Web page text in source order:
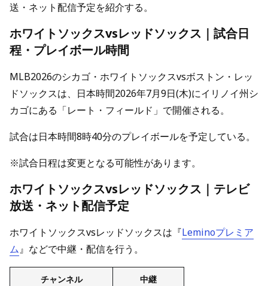
送・ネット配信予定を紹介する。
ホワイトソックスvsレッドソックス｜試合日
程・プレイボール時間
MLB2026のシカゴ・ホワイトソックスvsボストン・レッ
ドソックスは、日本時間2026年7月9日(木)にイリノイ州シ
カゴにある「レート・フィールド」で開催される。
試合は日本時間8時40分のプレイボールを予定している。
※試合日程は変更となる可能性があります。
ホワイトソックスvsレッドソックス｜テレビ
放送・ネット配信予定
ホワイトソックスvsレッドソックスは『Leminoプレミア
ム』などで中継・配信を行う。
チャンネル 中継